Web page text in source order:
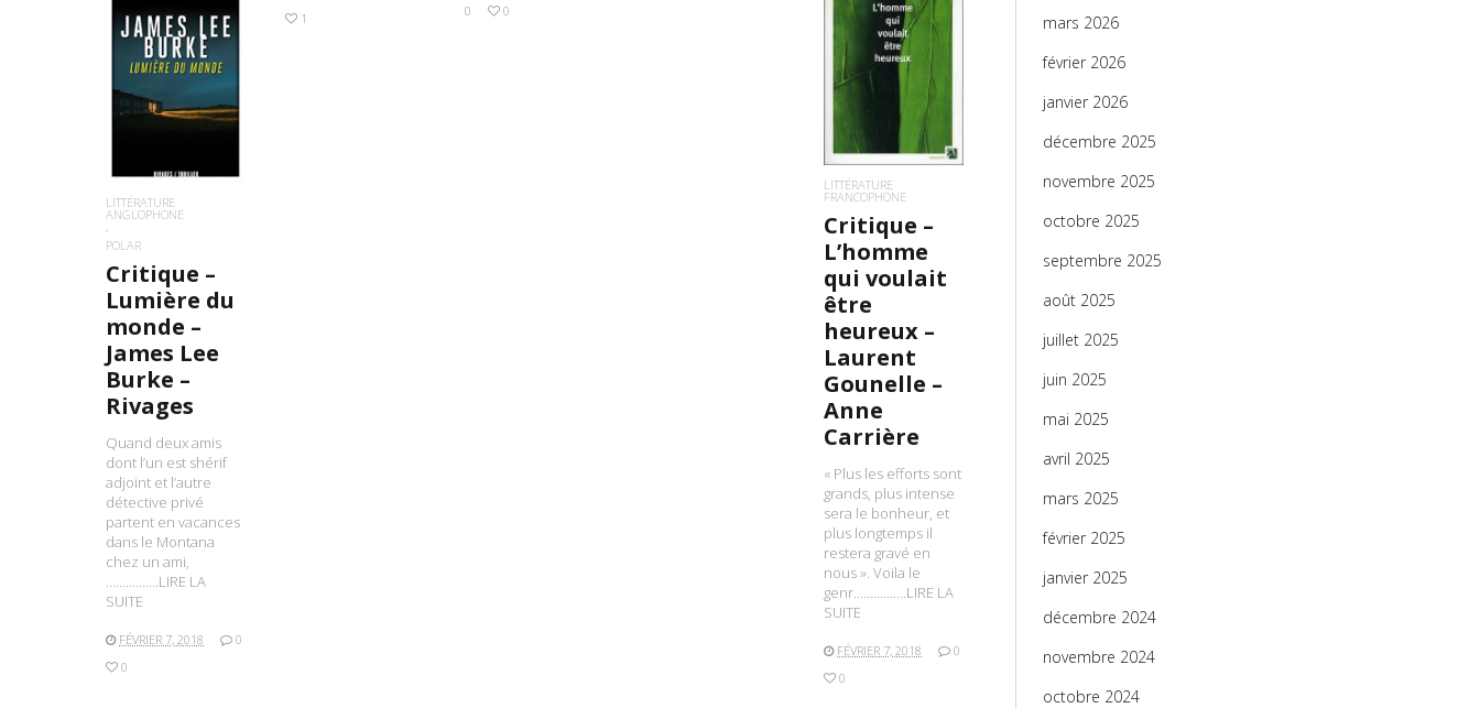
1
0
0
LIRE LA SUITE
LITTÉRATURE
FRANCOPHONE
Critique –
L’homme
qui voulait
être
heureux –
Laurent
Gounelle –
Anne
Carrière
« Plus les efforts sont
grands, plus intense
sera le bonheur, et
plus longtemps il
restera gravé en
nous ». Voila le
genr…………….LIRE LA
SUITE
FÉVRIER 7, 2018
0
0
LIRE LA SUITE
LITTÉRATURE
ANGLOPHONE
POLAR
Critique –
Lumière du
monde –
James Lee
Burke –
Rivages
Quand deux amis
dont l’un est shérif
adjoint et l’autre
détective privé
partent en vacances
dans le Montana
chez un ami,
…………….LIRE LA
SUITE
FÉVRIER 7, 2018
0
0
mars 2026
février 2026
janvier 2026
décembre 2025
novembre 2025
octobre 2025
septembre 2025
août 2025
juillet 2025
juin 2025
mai 2025
avril 2025
mars 2025
février 2025
janvier 2025
décembre 2024
novembre 2024
octobre 2024